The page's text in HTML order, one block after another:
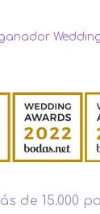
de 15.000